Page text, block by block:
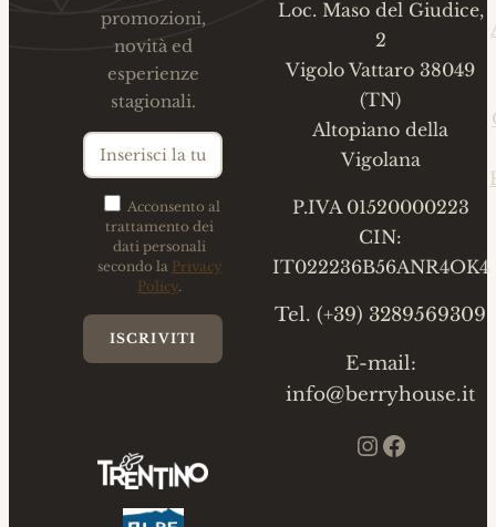
promozioni,
novità ed
esperienze
stagionali.
Acconsento al
trattamento dei
dati personali
secondo la Privacy
Policy.
Loc. Maso del Giudice,
2
Vigolo Vattaro 38049
(TN)
Altopiano della
Vigolana
P.IVA 01520000223
CIN:
IT022236B56ANR4OK4
Tel. (+39) 3289569309
E-mail:
info@berryhouse.it
Instagram